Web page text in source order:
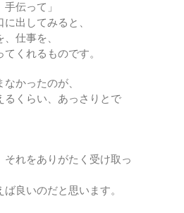
手伝って」
出してみると、
仕事を、
くれるものです。
かったのが、
るくらい、あっさりとで
それをありがたく受け取っ
良いのだと思います。